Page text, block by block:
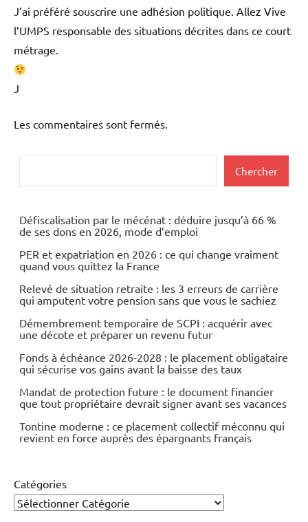
J’ai préféré souscrire une adhésion politique. Allez Vive
l’UMPS responsable des situations décrites dans ce court
métrage.
J
Les commentaires sont fermés.
Chercher
Défiscalisation par le mécénat : déduire jusqu’à 66 %
de ses dons en 2026, mode d’emploi
PER et expatriation en 2026 : ce qui change vraiment
quand vous quittez la France
Relevé de situation retraite : les 3 erreurs de carrière
qui amputent votre pension sans que vous le sachiez
Démembrement temporaire de SCPI : acquérir avec
une décote et préparer un revenu futur
Fonds à échéance 2026-2028 : le placement obligataire
qui sécurise vos gains avant la baisse des taux
Mandat de protection future : le document financier
que tout propriétaire devrait signer avant ses vacances
Tontine moderne : ce placement collectif méconnu qui
revient en force auprès des épargnants français
Catégories